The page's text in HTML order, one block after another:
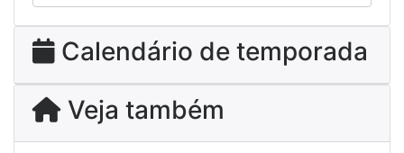
Calendário de temporada
Veja também